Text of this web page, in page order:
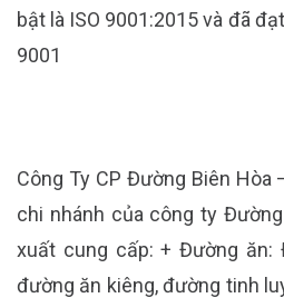
bật là ISO 9001:2015 và đã
9001
Công Ty CP Đường Biên Hòa
chi nhánh của công ty
xuất cung cấp: + Đường ăn:
đường ăn kiêng, đường tinh